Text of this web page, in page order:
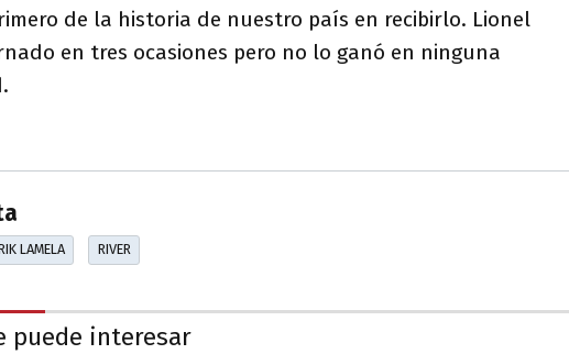
de la historia de nuestro país en recibirlo. Lionel
en tres ocasiones pero no lo ganó en ninguna
LAMELA RIVER
puede interesar